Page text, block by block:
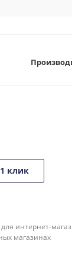
клик
интернет-
магазинах